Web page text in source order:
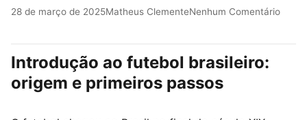
28 de março de 2025Matheus ClementeNenhum Comentário
Introdução ao futebol brasileiro:
origem e primeiros passos